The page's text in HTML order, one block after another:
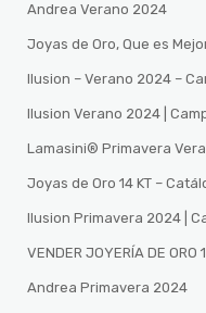
Andrea Verano 2024
Joyas de Oro, Que es
Ilusion – Verano 2024 –
Ilusion Verano 2024 |
Lamasini®️ Primavera
Joyas de Oro 14 KT –
Ilusion Primavera 2024 |
VENDER JOYERÍA DE ORO
Andrea Primavera 2024